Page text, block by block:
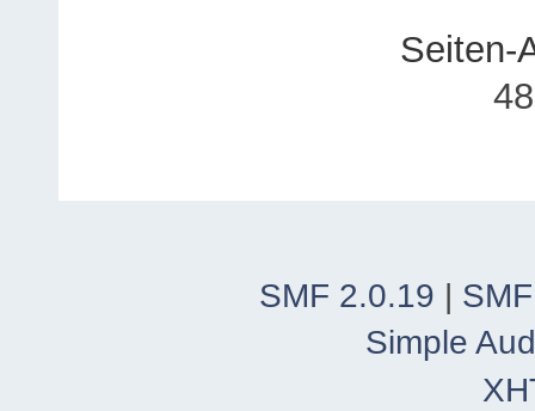
Seiten-
SMF 2.0.19 |
Simple